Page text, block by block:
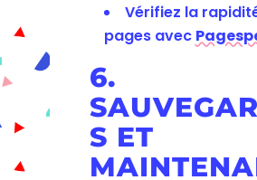
Vérifiez la
pages avec
6.
S ET